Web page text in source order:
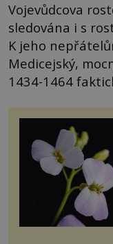
Vojevůdcova
sledována i s
K jeho
Medicejský,
1434-1464